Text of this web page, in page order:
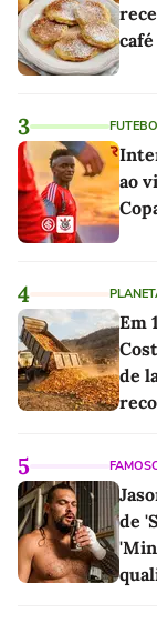
3
ao
4
Em
de
5
de